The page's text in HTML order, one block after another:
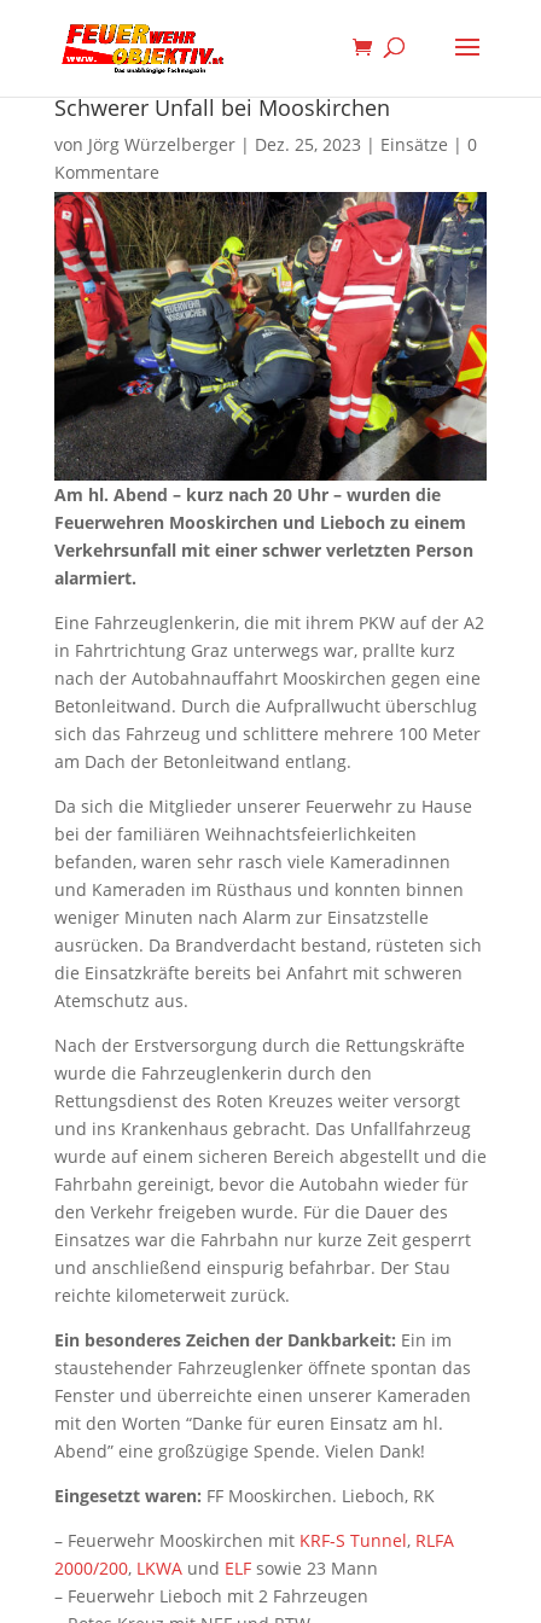
Schwerer Unfall bei Mooskirchen
von Jörg Würzelberger| Dez. 25, 2023 | Einsätze | 0
Kommentare
Am hl. Abend – kurz nach 20 Uhr – wurden die
Feuerwehren Mooskirchen und Lieboch zu einem
Verkehrsunfall mit einer schwer verletzten Person
alarmiert.
Eine Fahrzeuglenkerin, die mit ihrem PKW auf der A2
in Fahrtrichtung Graz unterwegs war, prallte kurz
nach der Autobahnauffahrt Mooskirchen gegen eine
Betonleitwand. Durch die Aufprallwucht überschlug
sich das Fahrzeug und schlittere mehrere 100 Meter
am Dach der Betonleitwand entlang.
Da sich die Mitglieder unserer Feuerwehr zu Hause
bei der familiären Weihnachtsfeierlichkeiten
befanden, waren sehr rasch viele Kameradinnen
und Kameraden im Rüsthaus und konnten binnen
weniger Minuten nach Alarm zur Einsatzstelle
ausrücken. Da Brandverdacht bestand, rüsteten sich
die Einsatzkräfte bereits bei Anfahrt mit schweren
Atemschutz aus.
Nach der Erstversorgung durch die Rettungskräfte
wurde die Fahrzeuglenkerin durch den
Rettungsdienst des Roten Kreuzes weiter versorgt
und ins Krankenhaus gebracht. Das Unfallfahrzeug
wurde auf einem sicheren Bereich abgestellt und die
Fahrbahn gereinigt, bevor die Autobahn wieder für
den Verkehr freigeben wurde. Für die Dauer des
Einsatzes war die Fahrbahn nur kurze Zeit gesperrt
und anschließend einspurig befahrbar. Der Stau
reichte kilometerweit zurück.
Ein besonderes Zeichen der Dankbarkeit: Ein im
staustehender Fahrzeuglenker öffnete spontan das
Fenster und überreichte einen unserer Kameraden
mit den Worten “Danke für euren Einsatz am hl.
Abend” eine großzügige Spende. Vielen Dank!
Eingesetzt waren: FF Mooskirchen. Lieboch, RK
– Feuerwehr Mooskirchen mit KRF-S Tunnel, RLFA
2000/200, LKWAund ELFsowie 23 Mann
– Feuerwehr Lieboch mit 2 Fahrzeugen